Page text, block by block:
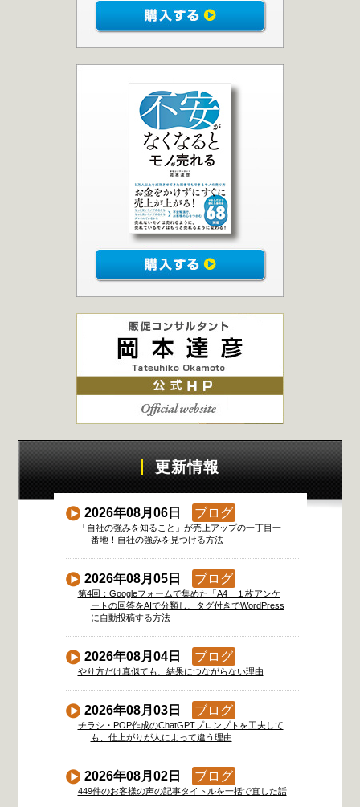
更新情報
2026年08月06日 ブログ
「自社の強みを知ること」が売上アップの一丁目一
番地！自社の強みを見つける方法
2026年08月05日 ブログ
第4回：Googleフォームで集めた「A4」１枚アンケ
ートの回答をAIで分類し、タグ付きでWordPress
に自動投稿する方法
2026年08月04日 ブログ
やり方だけ真似ても、結果につながらない理由
2026年08月03日 ブログ
チラシ・POP作成のChatGPTプロンプトを工夫して
も、仕上がりが人によって違う理由
2026年08月02日 ブログ
449件のお客様の声の記事タイトルを一括で直した話